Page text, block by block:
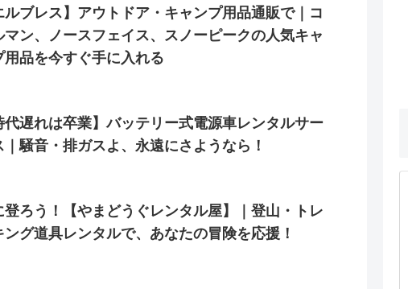
ルブレス】アウトドア・キャンプ用品通販で｜コ
マン、ノースフェイス、スノーピークの人気キャ
用品を今すぐ手に入れる
代遅れは卒業】バッテリー式電源車レンタルサー
｜騒音・排ガスよ、永遠にさようなら！
登ろう！【やまどうぐレンタル屋】｜登山・トレ
ング道具レンタルで、あなたの冒険を応援！